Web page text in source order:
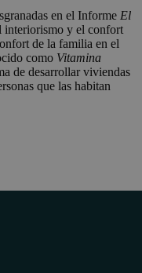
en el Informe El
interiorismo y el confort
de la familia en el
como Vitamina
de desarrollar viviendas
que las habitan